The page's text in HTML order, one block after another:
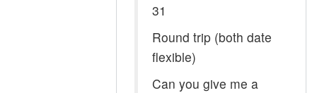
31
Round trip (both date
flexible)
Can you give me a